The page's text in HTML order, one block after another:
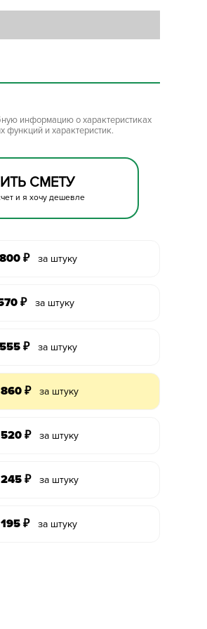
информацию о характеристиках
функций и характеристик.
СМЕТУ
и я хочу дешевле
₽ за штуку
₽ за штуку
₽ за штуку
₽ за штуку
₽ за штуку
₽ за штуку
₽ за штуку